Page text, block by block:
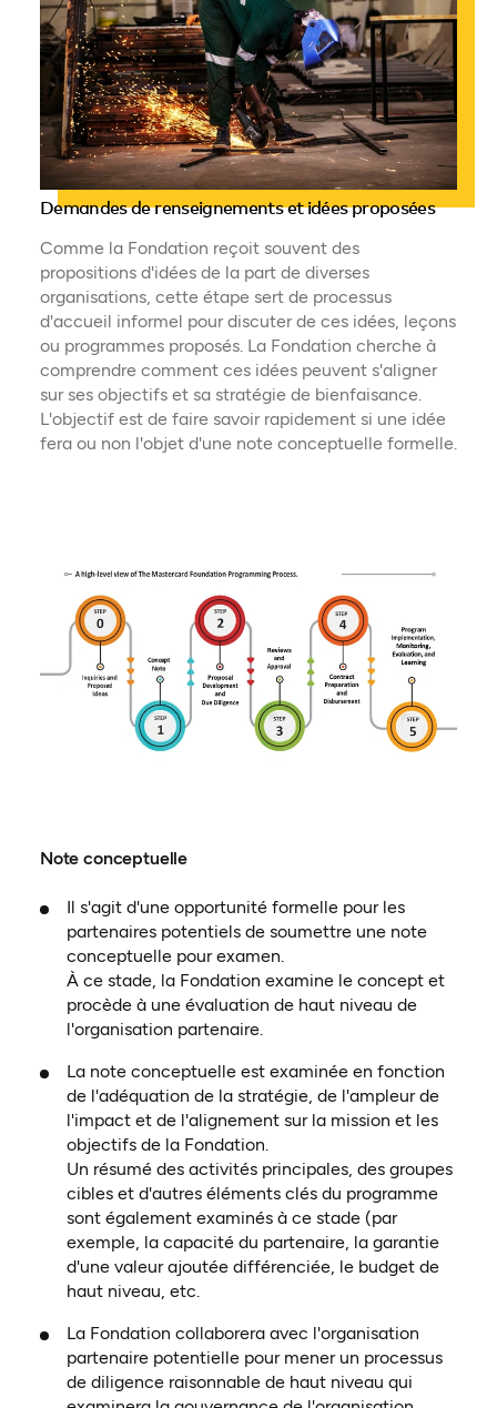
Demandes de renseignements et idées proposées
Comme la Fondation reçoit souvent des
propositions d'idées de la part de diverses
organisations, cette étape sert de processus
d'accueil informel pour discuter de ces idées, leçons
ou programmes proposés. La Fondation cherche à
comprendre comment ces idées peuvent s'aligner
sur ses objectifs et sa stratégie de bienfaisance.
L'objectif est de faire savoir rapidement si une idée
fera ou non l'objet d'une note conceptuelle formelle.
Note conceptuelle
Il s'agit d'une opportunité formelle pour les
partenaires potentiels de soumettre une note
conceptuelle pour examen.
À ce stade, la Fondation examine le concept et
procède à une évaluation de haut niveau de
l'organisation partenaire.
La note conceptuelle est examinée en fonction
de l'adéquation de la stratégie, de l'ampleur de
l'impact et de l'alignement sur la mission et les
objectifs de la Fondation.
Un résumé des activités principales, des groupes
cibles et d'autres éléments clés du programme
sont également examinés à ce stade (par
exemple, la capacité du partenaire, la garantie
d'une valeur ajoutée différenciée, le budget de
haut niveau, etc.
La Fondation collaborera avec l'organisation
partenaire potentielle pour mener un processus
de diligence raisonnable de haut niveau qui